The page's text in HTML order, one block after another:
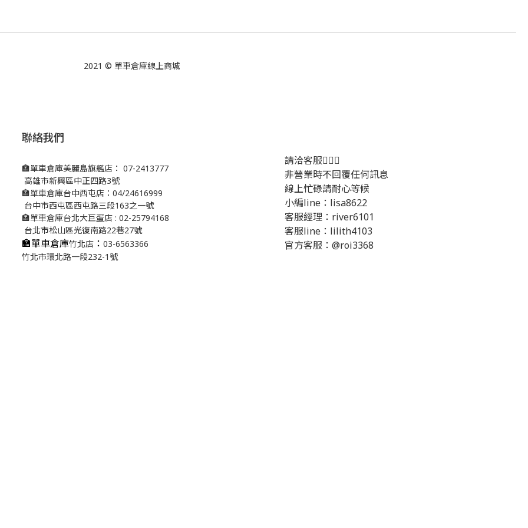
2021 © 單車倉庫線上商城
聯絡我們
🏣單車倉庫美麗島旗艦店： 07-2413777
高雄市新興區中正四路3號
🏣單車倉庫台中西屯店：04/24616999
台中市西屯區西屯路三段163之一號
🏣單車倉庫台北大巨蛋店 : 02-25794168
台北市松山區光復南路22巷27號
🏣單車倉庫竹北店 ： 03-6563366
竹北市環北路一段232-1號
請洽客服💁🏻‍♂️
非營業時不回覆任何訊息
線上忙碌請耐心等候
小編line：lisa8622
客服經理：river6101
客服line：lilith4103
官方客服：@roi3368